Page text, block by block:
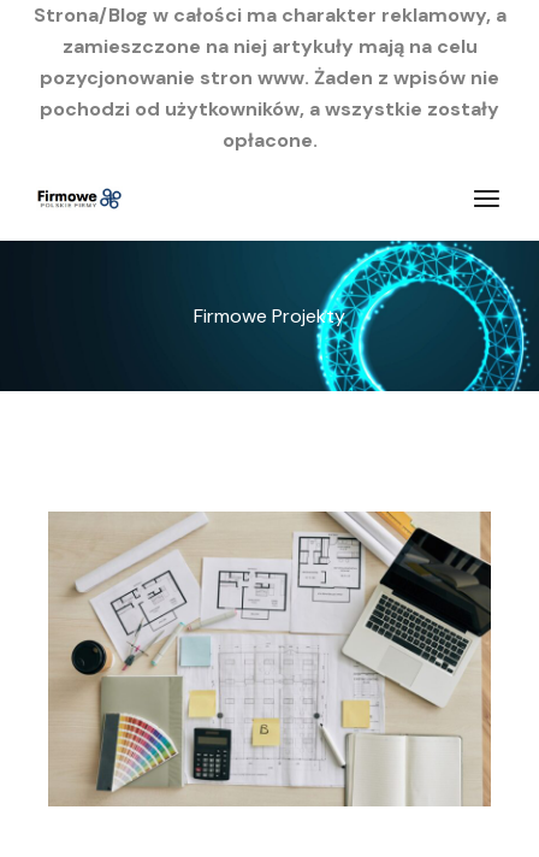
Strona/Blog w całości ma charakter reklamowy, a
zamieszczone na niej artykuły mają na celu
pozycjonowanie stron www. Żaden z wpisów nie
pochodzi od użytkowników, a wszystkie zostały
opłacone.
treści
Firmowe Projekty